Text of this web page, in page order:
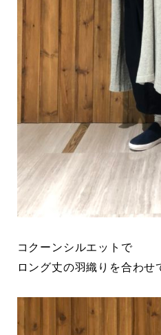
コクーンシルエットで
ロング丈の羽織りを合わ